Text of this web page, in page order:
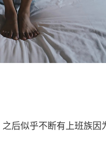
后似乎不断有上班族因